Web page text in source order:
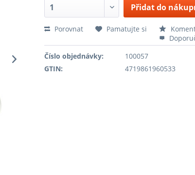
Přidat do
Porovnat Pamatujte si
Číslo objednávky:
100057
GTIN:
4719861960533